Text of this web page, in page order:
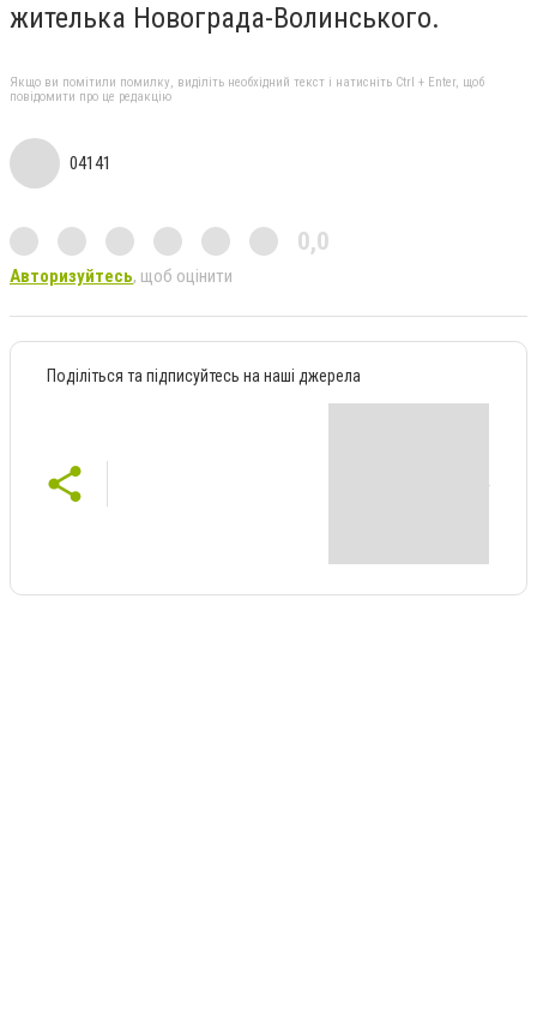
жителька Новограда-Волинського.
Якщо ви помітили помилку, виділіть необхідний текст і натисніть Ctrl + Enter, щоб
повідомити про це редакцію
04141
0,0
Авторизуйтесь, щоб оцінити
Поділіться та підписуйтесь на наші джерела